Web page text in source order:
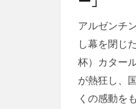
アルゼンチ
し幕を閉じ
杯）カター
が熱狂し、
くの感動を